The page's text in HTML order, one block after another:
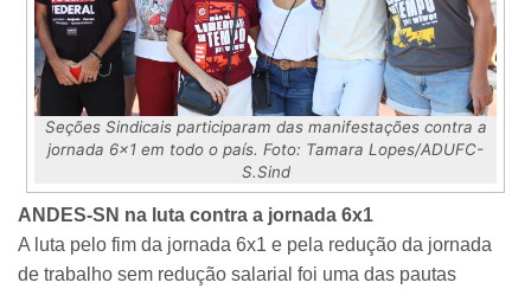
Seções Sindicais participaram das manifestações contra a
jornada 6x1 em todo o país. Foto: Tamara Lopes/ADUFC-
S.Sind
ANDES-SN na luta contra a jornada 6x1
A luta pelo fim da jornada 6x1 e pela redução da jornada
de trabalho sem redução salarial foi uma das pautas